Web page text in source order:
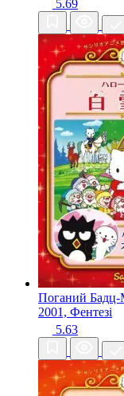
5.69
Поганий
2001, Фентезі
5.63